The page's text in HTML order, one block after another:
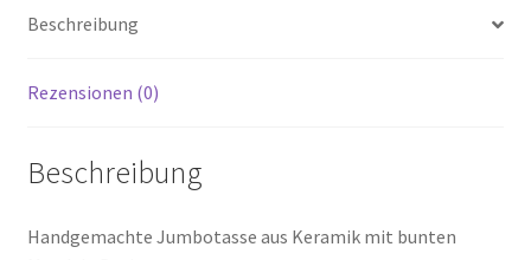
Beschreibung
Rezensionen (0)
Beschreibung
Handgemachte Jumbotasse aus Keramik mit bunten